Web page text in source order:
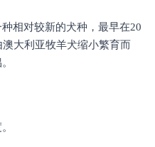
相对较新的犬种，最早在20
大利亚牧羊犬缩小繁育而